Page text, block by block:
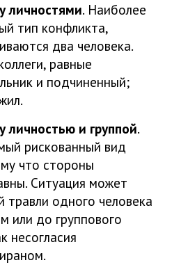
личностями. Наиболее
тип конфликта,
два человека.
равные
и подчиненный;
и группой.
рискованный вид
что стороны
Ситуация может
одного человека
или до группового
несогласия